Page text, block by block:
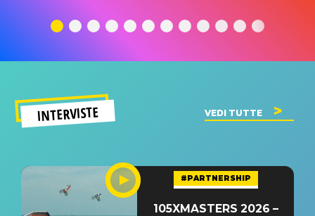
significato
del singolo
INTERVISTE VEDI TUTTE
#PARTNERSHIP
105XMASTERS 2026 –